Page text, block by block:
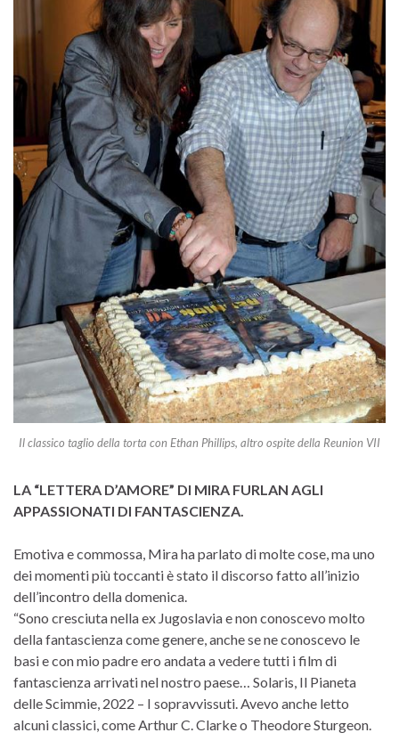
Il classico taglio della torta con Ethan Phillips, altro ospite della Reunion VII
LA “LETTERA D’AMORE” DI MIRA FURLAN AGLI
APPASSIONATI DI FANTASCIENZA.
Emotiva e commossa, Mira ha parlato di molte cose, ma uno
dei momenti più toccanti è stato il discorso fatto all’inizio
dell’incontro della domenica.
“Sono cresciuta nella ex Jugoslavia e non conoscevo molto
della fantascienza come genere, anche se ne conoscevo le
basi e con mio padre ero andata a vedere tutti i film di
fantascienza arrivati nel nostro paese… Solaris, Il Pianeta
delle Scimmie, 2022 – I sopravvissuti. Avevo anche letto
alcuni classici, come Arthur C. Clarke o Theodore Sturgeon.